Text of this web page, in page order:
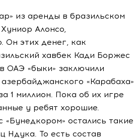
из аренды в бразильском
Алонсо,
Он этих денег, как
хавбек Кади Боржес
ОАЭ «быки» заключили
«Карабаха»
1 миллион. Пока об их игре
у ребят хорошие.
остались такие
Ндука. То есть состав